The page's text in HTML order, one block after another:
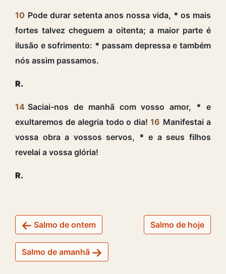
10 Pode durar setenta anos nossa vida, * os mais
fortes talvez cheguem a oitenta; a maior parte é
ilusão e sofrimento: * passam depressa e também
nós assim passamos.
R.
14 Saciai-nos de manhã com vosso amor, * e
exultaremos de alegria todo o dia!16 Manifestai a
vossa obra a vossos servos, * e a seus filhos
revelai a vossa glória!
R.
Salmo de ontem Salmo de hoje
Salmo de amanhã